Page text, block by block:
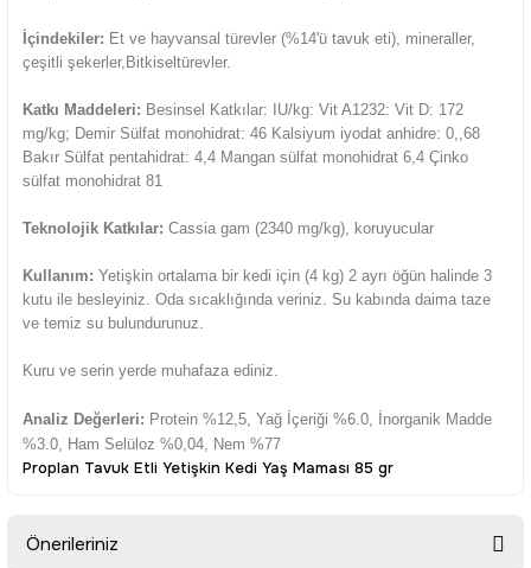
İçindekiler: Et ve hayvansal türevler (%14'ü tavuk eti), mineraller,
çeşitli şekerler,Bitkiseltürevler.
Katkı Maddeleri: Besinsel Katkılar: IU/kg: Vit A1232: Vit D: 172
mg/kg; Demir Sülfat monohidrat: 46 Kalsiyum iyodat anhidre: 0,,68
Bakır Sülfat pentahidrat: 4,4 Mangan sülfat monohidrat 6,4 Çinko
sülfat monohidrat 81
Teknolojik Katkılar: Cassia gam (2340 mg/kg), koruyucular
Kullanım: Yetişkin ortalama bir kedi için (4 kg) 2 ayrı öğün halinde 3
kutu ile besleyiniz. Oda sıcaklığında veriniz. Su kabında daima taze
ve temiz su bulundurunuz.
Kuru ve serin yerde muhafaza ediniz.
Analiz Değerleri: Protein %12,5, Yağ İçeriği %6.0, İnorganik Madde
%3.0, Ham Selüloz %0,04, Nem %77
Proplan Tavuk Etli Yetişkin Kedi Yaş Maması 85 gr
Önerileriniz